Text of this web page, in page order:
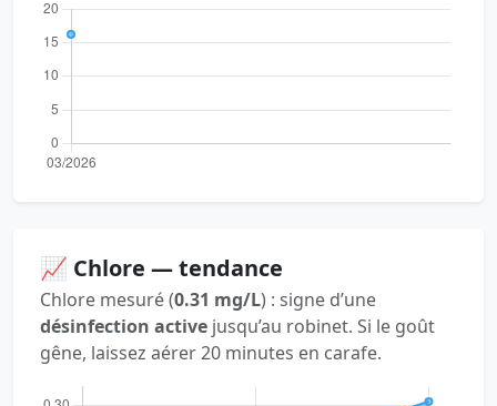
📈 Chlore — tendance
Chlore mesuré (0.31 mg/L) : signe d’une
désinfection active jusqu’au robinet. Si le goût
gêne, laissez aérer 20 minutes en carafe.